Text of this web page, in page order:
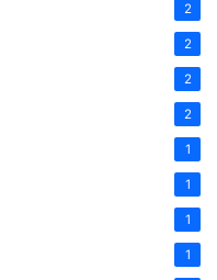
2
2
2
2
1
1
1
1